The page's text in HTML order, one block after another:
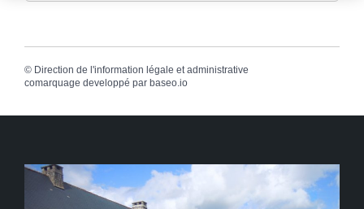
© Direction de l'information légale et administrative
comarquage developpé par baseo.io